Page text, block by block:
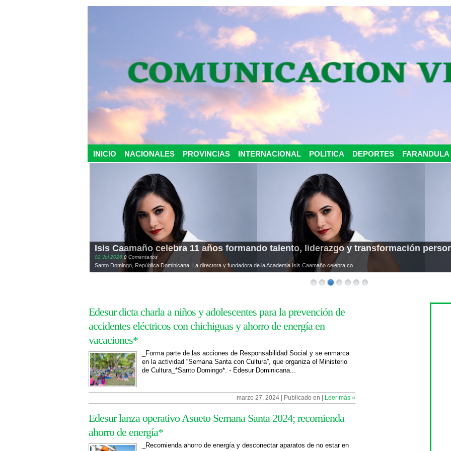
INICIO NACIONALES PROVINCIAS INTERNACIONAL POLITICA DEPORTES FARANDULA
Isis Caamaño celebra 11 años formando talento, liderazgo y transformación
02 Jul 2026 0 Comentarios
Santo Domingo, República Dominicana. La directora y fundadora de la Academia Isis Caamaño celebra co...
Edesur dicta charla a niños y adolescentes para la prevención de
accidentes eléctricos con chichiguas y ahorro de energía en
vacaciones*
_Forma parte de las acciones de Responsabilidad Social y se enmarca
en la actividad “Semana Santa con Cultura”, que organiza el Ministerio
de Cultura_*Santo Domingo*. - Edesur Dominicana...
marzo 27, 2024 | Publicado en | Leer más »
Edesur lanza operativo Asueto Semana Santa 2024; recomienda
ahorro de energía*
_Recomienda ahorro de energía y desconectar aparatos de no estar en